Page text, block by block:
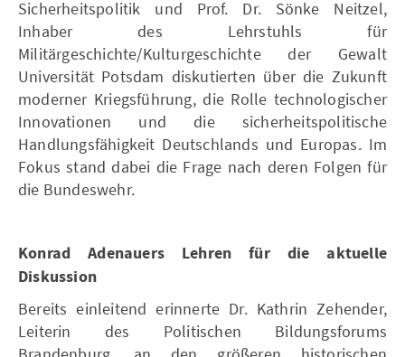
Sicherheitspolitik und Prof. Dr. Sönke Neitzel,
Inhaber des Lehrstuhls für
Militärgeschichte/Kulturgeschichte der Gewalt
Universität Potsdam diskutierten über die Zukunft
moderner Kriegsführung, die Rolle technologischer
Innovationen und die sicherheitspolitische
Handlungsfähigkeit Deutschlands und Europas. Im
Fokus stand dabei die Frage nach deren Folgen für
die Bundeswehr.
Konrad Adenauers Lehren für die aktuelle
Diskussion
Bereits einleitend erinnerte Dr. Kathrin Zehender,
Leiterin des Politischen Bildungsforums